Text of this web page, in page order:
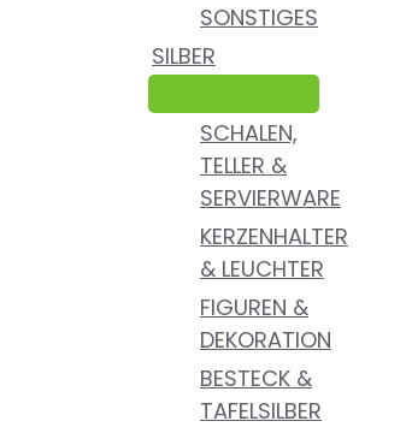
SONSTIGES
SILBER
SCHALEN,
TELLER &
SERVIERWARE
KERZENHALTER
& LEUCHTER
FIGUREN &
DEKORATION
BESTECK &
TAFELSILBER